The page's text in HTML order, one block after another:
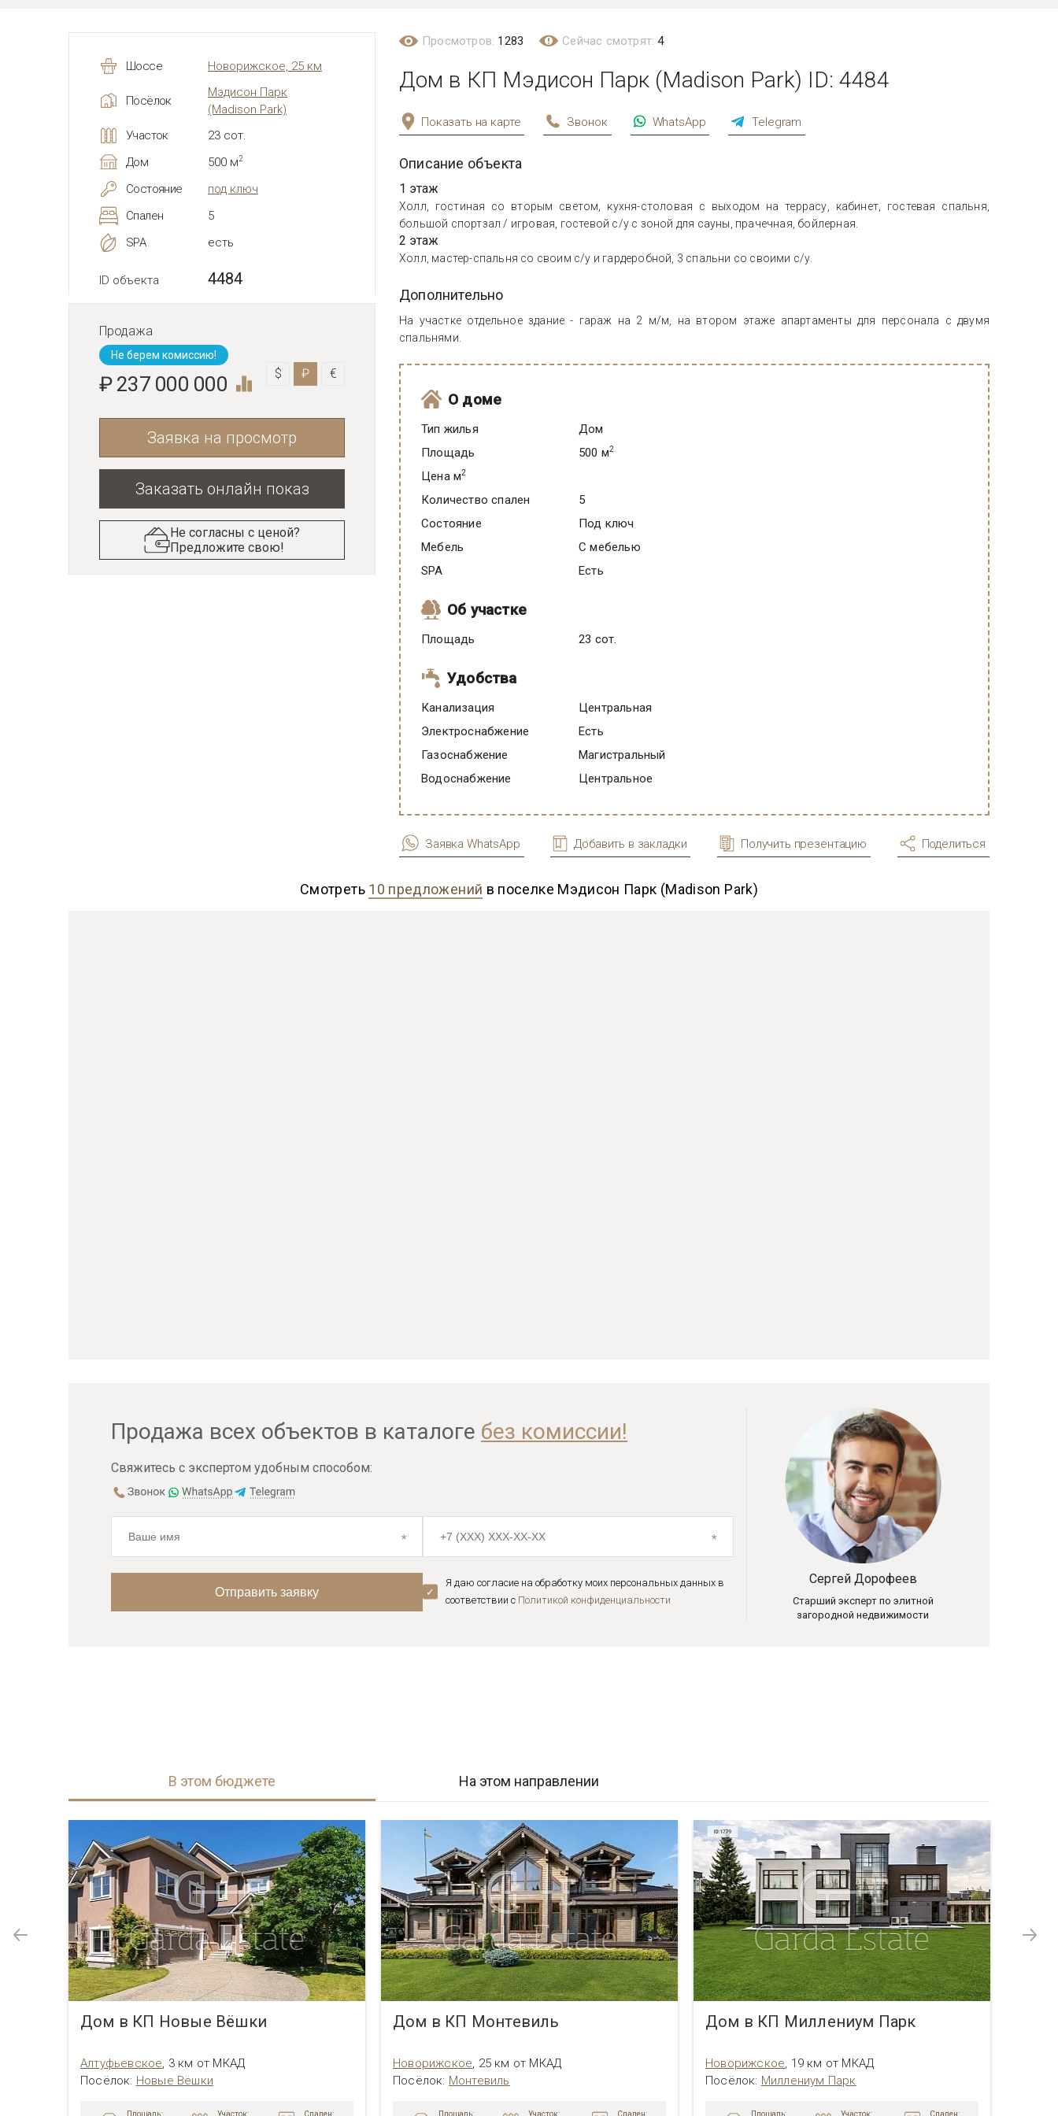
Шоссе Новорижское, 25 км
Посёлок
Мэдисон Парк
(Madison Park)
Участок
23 сот.
Дом
500 м2
Состояние
под ключ
Спален
5
SPA
есть
ID объекта 4484
Продажа
Не берем комиссию!
₽ 237 000 000 $ ₽ €
Заявка на просмотр
Заказать онлайн показ
Не согласны с ценой?
Предложите свою!
Просмотров: 1283 Сейчас смотрят:4
Дом в КП Мэдисон Парк (Madison Park) ID: 4484
Показать на карте Звонок WhatsApp Telegram
Описание объекта
1 этаж
Холл, гостиная со вторым светом, кухня-столовая с выходом на террасу, кабинет, гостевая спальня,
большой спортзал / игровая, гостевой с/у с зоной для сауны, прачечная, бойлерная.
2 этаж
Холл, мастер-спальня со своим с/у и гардеробной, 3 спальни со своими с/у.
Дополнительно
На участке отдельное здание - гараж на 2 м/м, на втором этаже апартаменты для персонала с двумя
спальнями.
О доме
Тип жилья
Дом
Площадь
500 м2
Цена м2
Количество спален
5
Состояние
под ключ
Мебель
C мебелью
SPA
есть
Об участке
Площадь 23 сот.
Удобства
Канализация
Центральная
Электроснабжение
есть
Газоснабжение
Магистральный
Водоснабжение
Центральное
Заявка WhatsApp Добавить в закладки Получить презентацию Поделиться
Смотреть 10 предложений в поселке Мэдисон Парк (Madison Park)
Продажа всех объектов в каталоге без комиссии!
Свяжитесь с экспертом удобным способом:
Я даю согласие на обработку моих персональных данных в
соответствии с Политикой конфиденциальноcти
Сергей Дорофеев
Старший эксперт по элитной
загородной недвижимости
В этом бюджете На этом направлении
Дом в КП Новые Вёшки
Алтуфьевcкое 3 км от МКАД
Посёлок: Новые Вёшки
Площадь: Участок: Спален:
Дом в КП Монтевиль
Новорижское 25 км от МКАД
Посёлок: Монтевиль
Площадь: Участок: Спален:
Дом в КП Миллениум Парк
Новорижское 19 км от МКАД
Посёлок: Миллениум Парк
Площадь: Участок: Спален: